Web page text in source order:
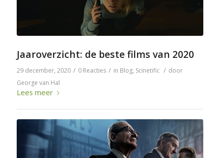
Jaaroverzicht: de beste films van 2020
29 december, 2020 / 0 Reacties / in Blog, Scinetific / door
George van Hal
Lees meer